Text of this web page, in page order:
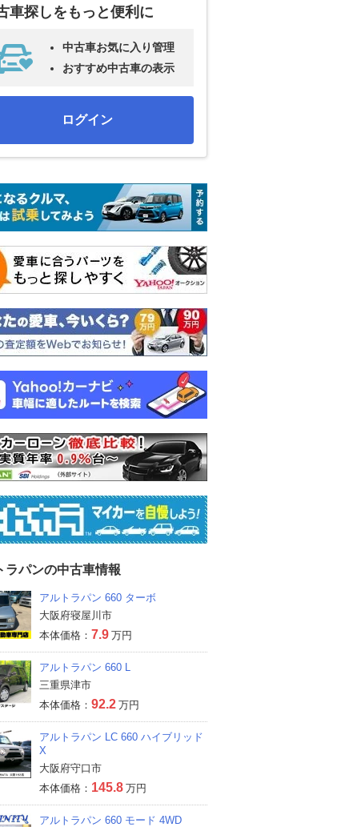
車探しをもっと便利に
中古車お気に入り管理
おすすめ中古車の表示
ログイン
ラパンの中古車情報
アルトラパン 660 ターボ
大阪府寝屋川市
本体価格： 7.9 万円
アルトラパン 660 L
三重県津市
本体価格： 92.2 万円
アルトラパン LC 660 ハイブリッド
X
大阪府守口市
本体価格： 145.8 万円
アルトラパン 660 モード 4WD